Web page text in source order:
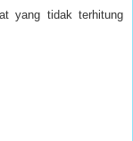
yang tidak terhitung